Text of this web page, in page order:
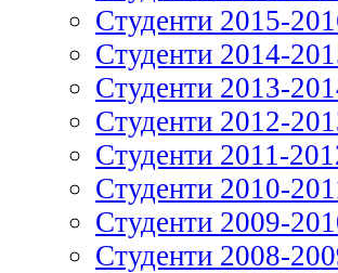
Студенти 2015-
Студенти 2014-
Студенти 2013-
Студенти 2012-
Студенти 2011-
Студенти 2010-
Студенти 2009-
Студенти 2008-